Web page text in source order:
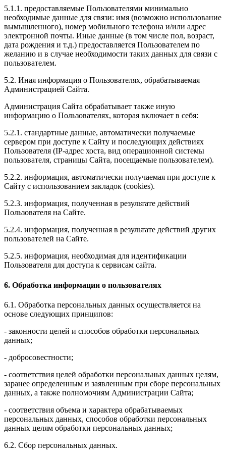
5.1.1. предоставляемые Пользователями минимально
необходимые данные для связи: имя (возможно использование
вымышленного), номер мобильного телефона и/или адрес
электронной почты. Иные данные (в том числе пол, возраст,
дата рождения и т.д.) предоставляется Пользователем по
желанию и в случае необходимости таких данных для связи с
пользователем.
5.2. Иная информация о Пользователях, обрабатываемая
Администрацией Сайта.
Администрация Сайта обрабатывает также иную
информацию о Пользователях, которая включает в себя:
5.2.1. стандартные данные, автоматически получаемые
сервером при доступе к Сайту и последующих действиях
Пользователя (IP-адрес хоста, вид операционной системы
пользователя, страницы Сайта, посещаемые пользователем).
5.2.2. информация, автоматически получаемая при доступе к
Сайту с использованием закладок (cookies).
5.2.3. информация, полученная в результате действий
Пользователя на Сайте.
5.2.4. информация, полученная в результате действий других
пользователей на Сайте.
5.2.5. информация, необходимая для идентификации
Пользователя для доступа к сервисам сайта.
6. Обработка информации о пользователях
6.1. Обработка персональных данных осуществляется на
основе следующих принципов:
- законности целей и способов обработки персональных
данных;
- добросовестности;
- соответствия целей обработки персональных данных целям,
заранее определенным и заявленным при сборе персональных
данных, а также полномочиям Администрации Сайта;
- соответствия объема и характера обрабатываемых
персональных данных, способов обработки персональных
данных целям обработки персональных данных;
6.2. Сбор персональных данных.